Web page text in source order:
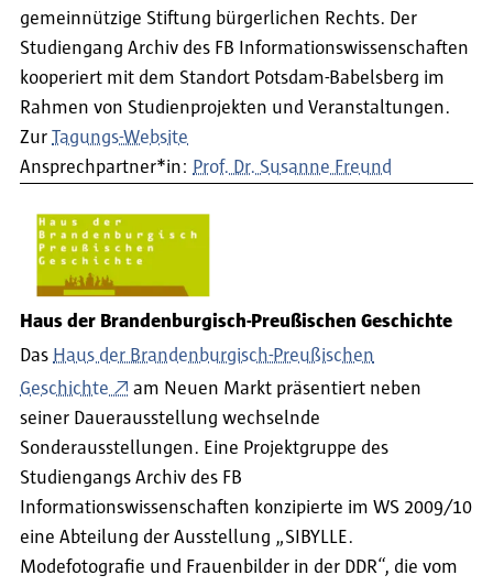
gemeinnützige Stiftung bürgerlichen Rechts. Der
Studiengang Archiv des FB Informationswissenschaften
kooperiert mit dem Standort Potsdam-Babelsberg im
Rahmen von Studienprojekten und Veranstaltungen.
Zur Tagungs-Website
Ansprechpartner*in: Prof. Dr. Susanne Freund
Haus der Brandenburgisch-Preußischen Geschichte
Das Haus der Brandenburgisch-Preußischen
Geschichte
am Neuen Markt präsentiert neben
seiner Dauerausstellung wechselnde
Sonderausstellungen. Eine Projektgruppe des
Studiengangs Archiv des FB
Informationswissenschaften konzipierte im WS 2009/10
eine Abteilung der Ausstellung „SIBYLLE.
Modefotografie und Frauenbilder in der DDR“, die vom